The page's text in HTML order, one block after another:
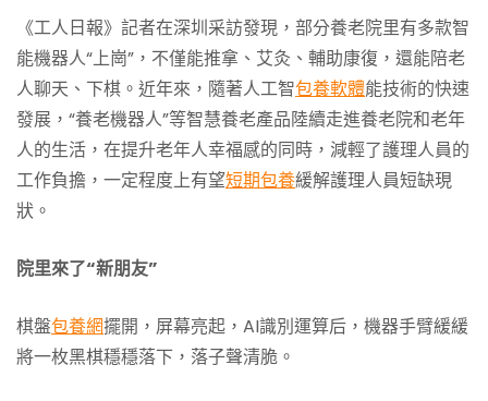
《工人日報》記者在深圳采訪發現，部分養老院里有多款智
能機器人“上崗”，不僅能推拿、艾灸、輔助康復，還能陪老
人聊天、下棋。近年來，隨著人工智包養軟體能技術的快速
發展，“養老機器人”等智慧養老產品陸續走進養老院和老年
人的生活，在提升老年人幸福感的同時，減輕了護理人員的
工作負擔，一定程度上有望短期包養緩解護理人員短缺現
狀。
院里來了“新朋友”
棋盤包養網擺開，屏幕亮起，AI識別運算后，機器手臂緩緩
將一枚黑棋穩穩落下，落子聲清脆。